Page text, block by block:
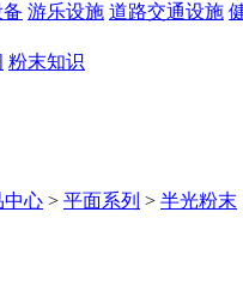
游乐设施 道路交通设施
粉末知识
中心 > 平面系列 > 半光粉末